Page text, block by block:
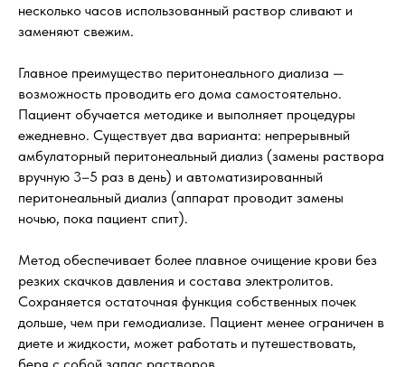
несколько часов использованный раствор сливают и
заменяют свежим.
Главное преимущество перитонеального диализа —
возможность проводить его дома самостоятельно.
Пациент обучается методике и выполняет процедуры
ежедневно. Существует два варианта: непрерывный
амбулаторный перитонеальный диализ (замены раствора
вручную 3–5 раз в день) и автоматизированный
перитонеальный диализ (аппарат проводит замены
ночью, пока пациент спит).
Метод обеспечивает более плавное очищение крови без
резких скачков давления и состава электролитов.
Сохраняется остаточная функция собственных почек
дольше, чем при гемодиализе. Пациент менее ограничен в
диете и жидкости, может работать и путешествовать,